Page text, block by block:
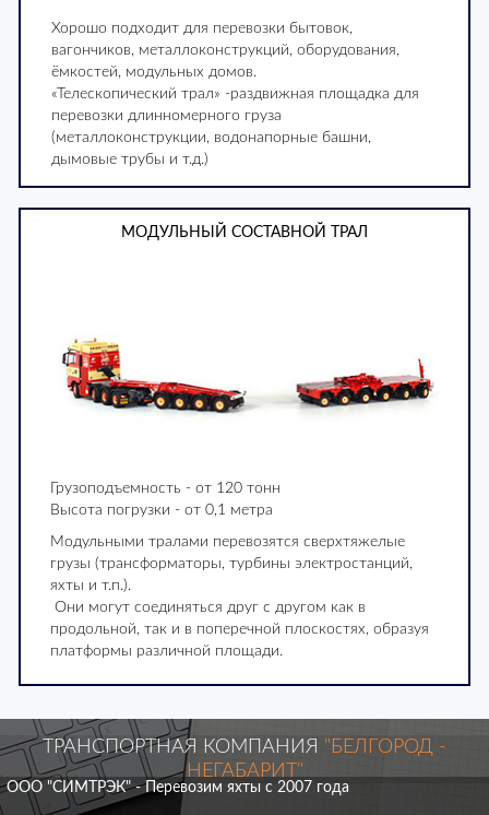
Хорошо подходит для перевозки бытовок,
вагончиков, металлоконструкций, оборудования,
ёмкостей, модульных домов.
«Телескопический трал» -раздвижная площадка для
перевозки длинномерного груза
(металлоконструкции, водонапорные башни,
дымовые трубы и т.д.)
МОДУЛЬНЫЙ СОСТАВНОЙ ТРАЛ
Грузоподъемность - от 120 тонн
Высота погрузки - от 0,1 метра
Модульными тралами перевозятся сверхтяжелые
грузы (трансформаторы, турбины электростанций,
яхты и т.п.).
Они могут соединяться друг с другом как в
продольной, так и в поперечной плоскостях, образуя
платформы различной площади.
ТРАНСПОРТНАЯ КОМПАНИЯ "БЕЛГОРОД -
НЕГАБАРИТ"
ООО "СИМТРЭК" - Перевозим яхты с 2007 года